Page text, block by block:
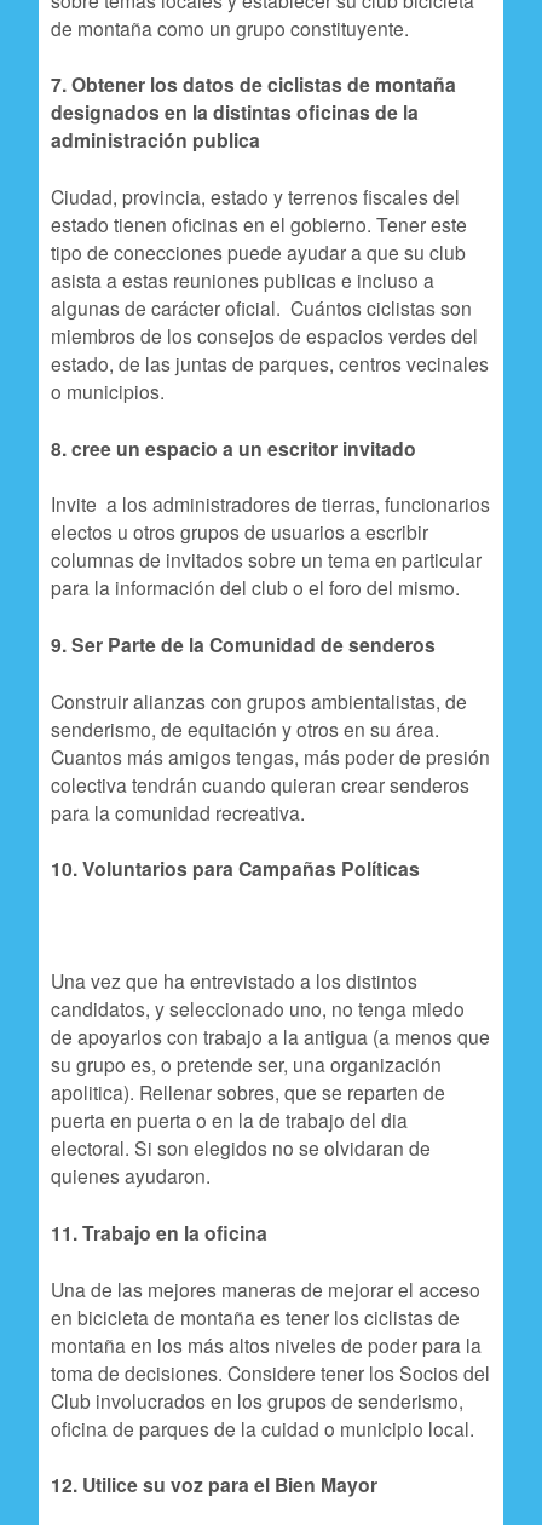
de montaña como un grupo constituyente.
7. Obtener los datos de ciclistas de montaña
designados en la distintas oficinas de la
administración publica
Ciudad, provincia, estado y terrenos fiscales del
estado tienen oficinas en el gobierno. Tener este
tipo de conecciones puede ayudar a que su club
asista a estas reuniones publicas e incluso a
algunas de carácter oficial. Cuántos ciclistas son
miembros de los consejos de espacios verdes del
estado, de las juntas de parques, centros vecinales
o municipios.
8. cree un espacio a un escritor invitado
Invite a los administradores de tierras, funcionarios
electos u otros grupos de usuarios a escribir
columnas de invitados sobre un tema en particular
para la información del club o el foro del mismo.
9. Ser Parte de la Comunidad de senderos
Construir alianzas con grupos ambientalistas, de
senderismo, de equitación y otros en su área.
Cuantos más amigos tengas, más poder de presión
colectiva tendrán cuando quieran crear senderos
para la comunidad recreativa.
10. Voluntarios para Campañas Políticas
Una vez que ha entrevistado a los distintos
candidatos, y seleccionado uno, no tenga miedo
de apoyarlos con trabajo a la antigua (a menos que
su grupo es, o pretende ser, una organización
apolitica). Rellenar sobres, que se reparten de
puerta en puerta o en la de trabajo del dia
electoral. Si son elegidos no se olvidaran de
quienes ayudaron.
11. Trabajo en la oficina
Una de las mejores maneras de mejorar el acceso
en bicicleta de montaña es tener los ciclistas de
montaña en los más altos niveles de poder para la
toma de decisiones. Considere tener los Socios del
Club involucrados en los grupos de senderismo,
oficina de parques de la cuidad o municipio local.
12. Utilice su voz para el Bien Mayor